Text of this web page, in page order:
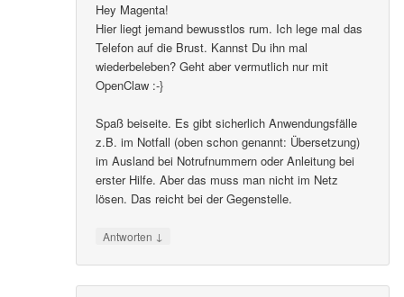
Hey Magenta!
Hier liegt jemand bewusstlos rum. Ich lege mal das
Telefon auf die Brust. Kannst Du ihn mal
wiederbeleben? Geht aber vermutlich nur mit
OpenClaw :-}
Spaß beiseite. Es gibt sicherlich Anwendungsfälle
z.B. im Notfall (oben schon genannt: Übersetzung)
im Ausland bei Notrufnummern oder Anleitung bei
erster Hilfe. Aber das muss man nicht im Netz
lösen. Das reicht bei der Gegenstelle.
Antworten ↓